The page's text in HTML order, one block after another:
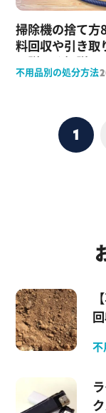
掃除機の捨て方
料回収や引き取
て詳しく解説
不用品別の処分方法
1